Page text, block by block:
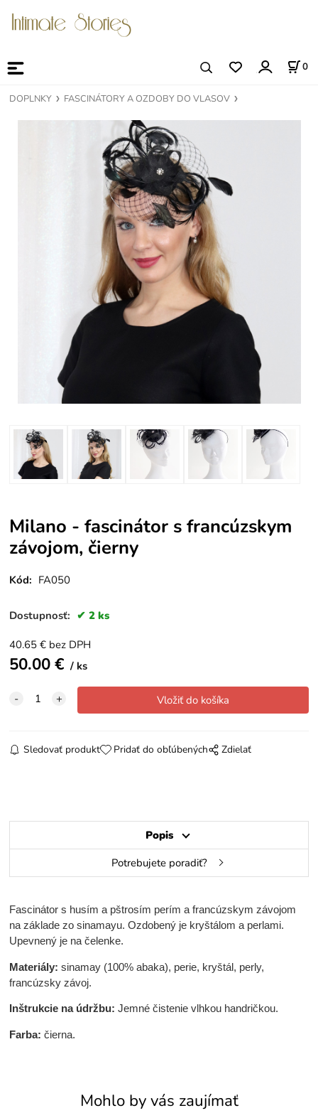
0
DOPLNKY FASCINÁTORY A OZDOBY DO VLASOV
Milano - fascinátor s francúzskym
závojom, čierny
Kód: FA050
Dostupnosť: 2 ks
40.65 € bez DPH
50.00€ ks
Sledovať produkt Pridať do obľúbených Zdielať
Popis
Potrebujete poradiť?
Fascinátor s husím a pštrosím perím a francúzskym závojom
na základe zo sinamayu. Ozdobený je kryštálom a perlami.
Upevnený je na čelenke.
Materiály:sinamay (100% abaka), perie, kryštál, perly,
francúzsky závoj.
Inštrukcie na údržbu:Jemné čistenie vlhkou handričkou.
Farba: čierna.
Mohlo by vás zaujímať